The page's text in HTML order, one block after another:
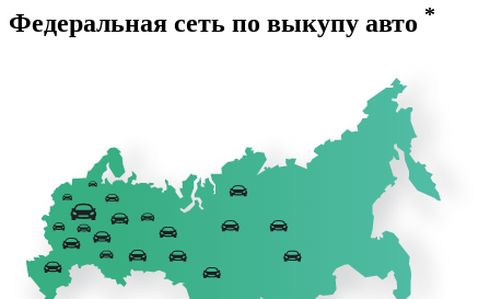
Федеральная сеть по выкупу авто *